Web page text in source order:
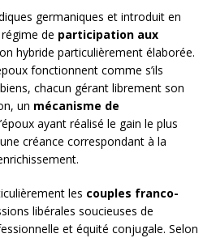
germaniques et introduit en
de participation aux
hybride particulièrement élaborée.
fonctionnent comme s’ils
chacun gérant librement son
un mécanisme de
ayant réalisé le gain le plus
créance correspondant à la
les couples franco-
libérales soucieuses de
et équité conjugale. Selon